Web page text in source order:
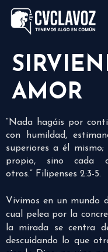
AMOR
“Nada hagáis por
con humildad,
superiores a él
propio, sino
otros.” Filipenses 2:3-5.
Vivimos en un mundo
cual pelea por la
la mirada se centra
descuidando lo que